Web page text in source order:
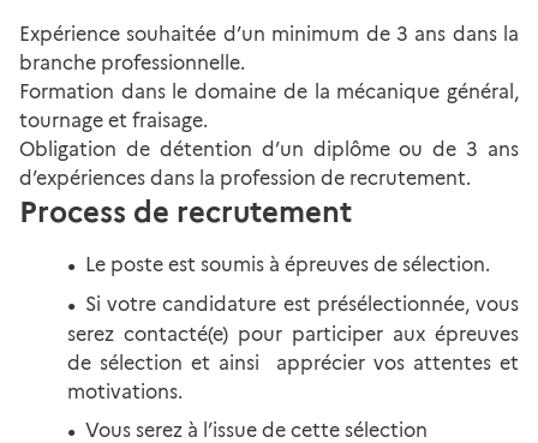
Expérience souhaitée d’un minimum de 3 ans dans la
branche professionnelle.
Formation dans le domaine de la mécanique général,
tournage et fraisage.
Obligation de détention d’un diplôme ou de 3 ans
d’expériences dans la profession de recrutement.
Process de recrutement
Le poste est soumis à épreuves de sélection.
Si votre candidature est présélectionnée, vous
serez contacté(e) pour participer aux épreuves
de sélection et ainsi apprécier vos attentes et
motivations.
Vous serez à l’issue de cette sélection